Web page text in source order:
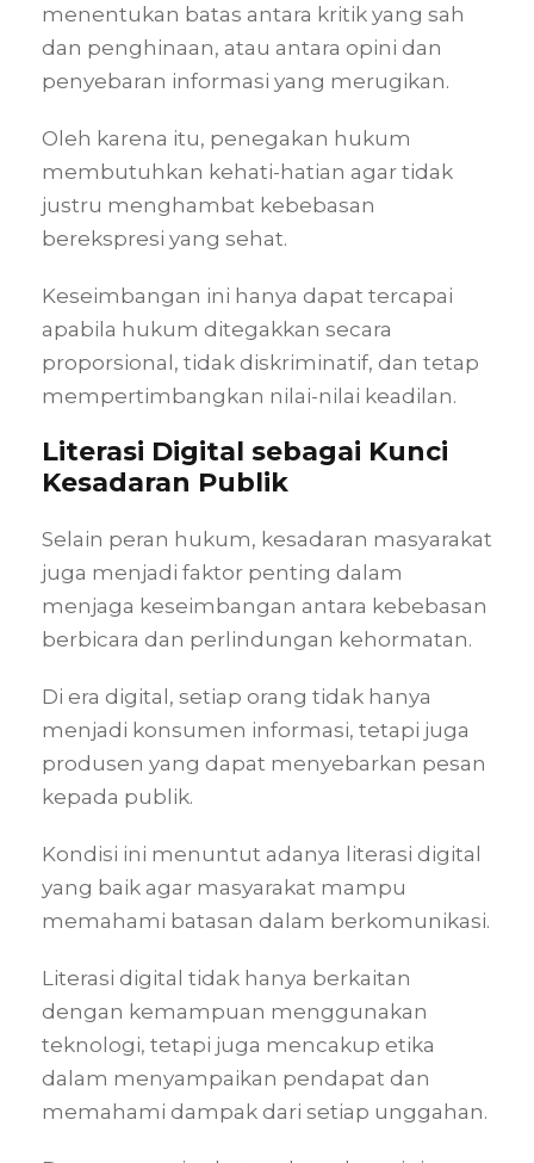
menentukan batas antara kritik yang sah
dan penghinaan, atau antara opini dan
penyebaran informasi yang merugikan.
Oleh karena itu, penegakan hukum
membutuhkan kehati-hatian agar tidak
justru menghambat kebebasan
berekspresi yang sehat.
Keseimbangan ini hanya dapat tercapai
apabila hukum ditegakkan secara
proporsional, tidak diskriminatif, dan tetap
mempertimbangkan nilai-nilai keadilan.
Literasi Digital sebagai Kunci
Kesadaran Publik
Selain peran hukum, kesadaran masyarakat
juga menjadi faktor penting dalam
menjaga keseimbangan antara kebebasan
berbicara dan perlindungan kehormatan.
Di era digital, setiap orang tidak hanya
menjadi konsumen informasi, tetapi juga
produsen yang dapat menyebarkan pesan
kepada publik.
Kondisi ini menuntut adanya literasi digital
yang baik agar masyarakat mampu
memahami batasan dalam berkomunikasi.
Literasi digital tidak hanya berkaitan
dengan kemampuan menggunakan
teknologi, tetapi juga mencakup etika
dalam menyampaikan pendapat dan
memahami dampak dari setiap unggahan.